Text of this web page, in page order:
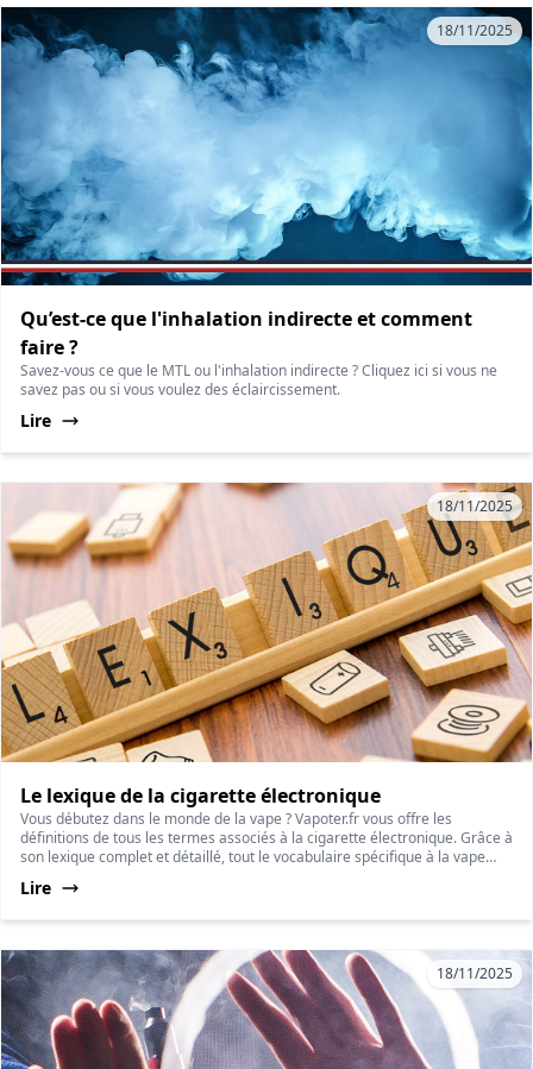
18/11/2025
Qu’est-ce que l'inhalation indirecte et comment
faire ?
Savez-vous ce que le MTL ou l'inhalation indirecte ? Cliquez ici si vous ne
savez pas ou si vous voulez des éclaircissement.
Lire
18/11/2025
Le lexique de la cigarette électronique
Vous débutez dans le monde de la vape ? Vapoter.fr vous offre les
définitions de tous les termes associés à la cigarette électronique. Grâce à
son lexique complet et détaillé, tout le vocabulaire spécifique à la vape
Lire
18/11/2025